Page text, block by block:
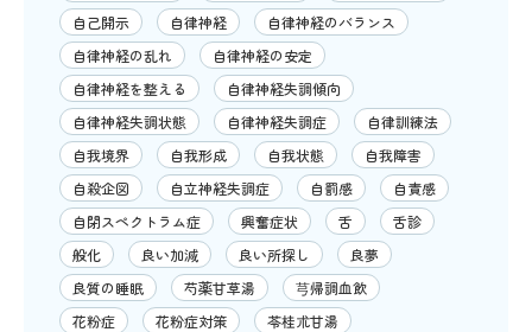
自己開示
自律神経
自律神経のバランス
自律神経の乱れ
自律神経の安定
自律神経を整える
自律神経失調傾向
自律神経失調状態
自律神経失調症
自律訓練法
自我境界
自我形成 自我状態
自我障害
自殺企図
自立神経失調症 自罰感
自責感
自閉スペクトラム症
興奮症状 舌
舌診
般化
良い加減 良い所探し
良夢
良質の睡眠
芍薬甘草湯
芎帰調血飲
花粉症
花粉症対策
苓桂朮甘湯